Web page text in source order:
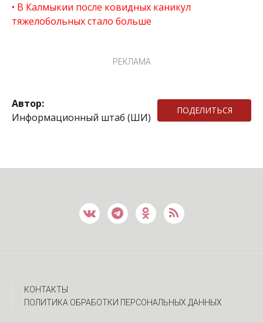
В Калмыкии после ковидных каникул
тяжелобольных стало больше
РЕКЛАМА
Автор:
Информационный штаб (ШИ)
ПОДЕЛИТЬСЯ
КОНТАКТЫ
ПОЛИТИКА ОБРАБОТКИ ПЕРСОНАЛЬНЫХ ДАННЫХ